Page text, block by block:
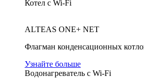
Котел с Wi-Fi
ALTEAS ONE+ NET
Флагман конденсационных
Узнайте больше
Водонагреватель с Wi-Fi